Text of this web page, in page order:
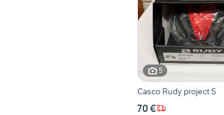
5
Casco Rudy project S
70 €